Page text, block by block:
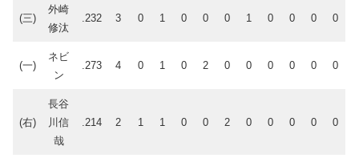
(三)
外崎
修汰
.232 3 0 1 0 0 0 1 0 0 0 0
(一)
ネビ
ン
.273 4 0 1 0 2 0 0 0 0 0 0
(右)
長谷
川信
哉
.214 2 1 1 0 0 2 0 0 0 0 0